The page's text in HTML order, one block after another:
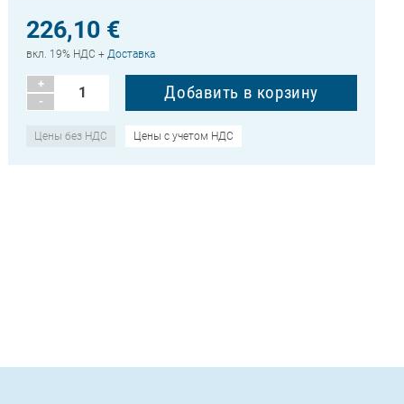
226,10 €
вкл. 19% НДС +Доставка
+
-
Цены без НДС Цены с учетом НДС